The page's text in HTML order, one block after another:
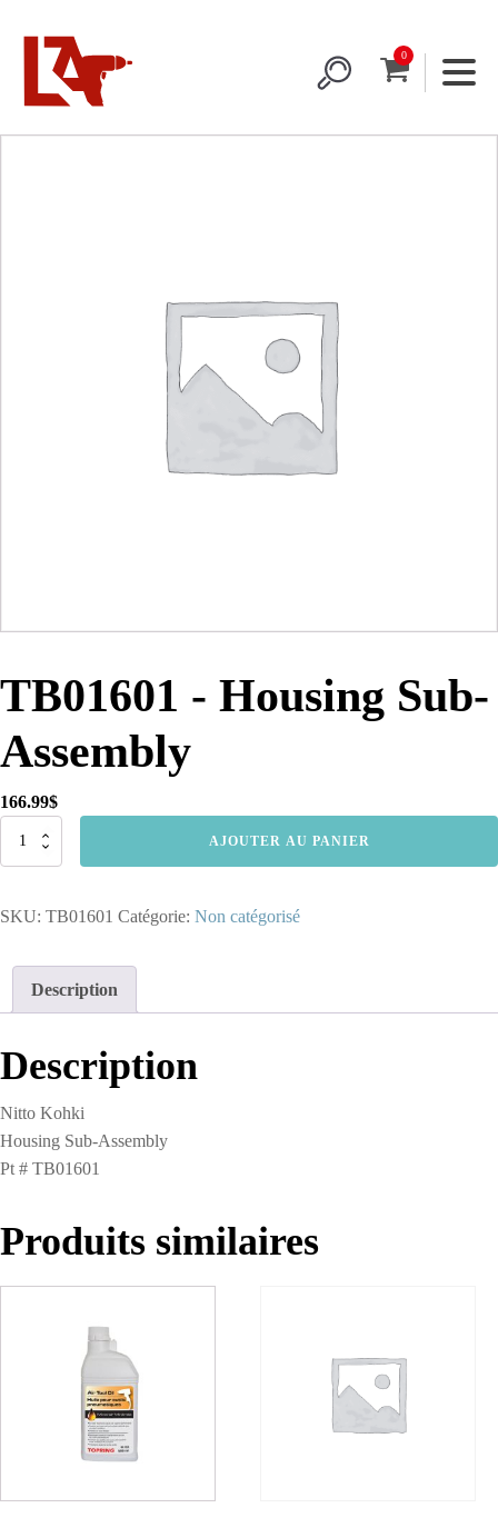
TB01601 - Housing Sub-
Assembly
166.99$
quantité
Housing
AJOUTER AU PANIER
SKU: TB01601 Catégorie: Non catégorisé
Description
Description
Nitto Kohki
Housing Sub-Assembly
Pt # TB01601
Produits similaires